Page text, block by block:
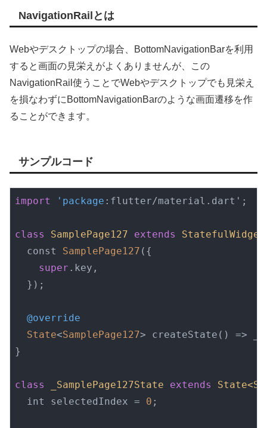
NavigationRailとは
Webやデスクトップの場合、BottomNavigationBarを利用
すると画面の見栄えがよくありませんが、この
NavigationRail使うことでWebやデスクトップでも見栄え
を損なわずにBottomNavigationBarのような画面遷移を作
ることができます。
サンプルコード
import 'package :flutter/material.dart';
class SamplePage127 extends
StatefulWidget
  const
SamplePage127 ({
super .key,
  });
@override
State<SamplePage127> createState() =>
}
class _SamplePage127State extends
  int selectedIndex =
0 ;